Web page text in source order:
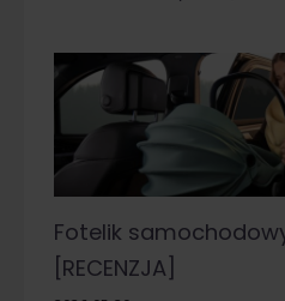
Fotelik
[RECENZJA]